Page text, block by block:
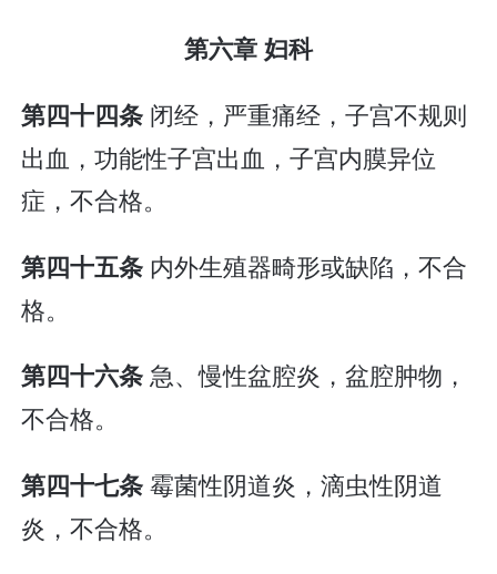
第六章 妇科
第四十四条 闭经，严重痛经，子宫不规则
出血，功能性子宫出血，子宫内膜异位
症，不合格。
第四十五条 内外生殖器畸形或缺陷，不合
格。
第四十六条急、慢性盆腔炎，盆腔肿物，
不合格。
第四十七条霉菌性阴道炎，滴虫性阴道
炎，不合格。